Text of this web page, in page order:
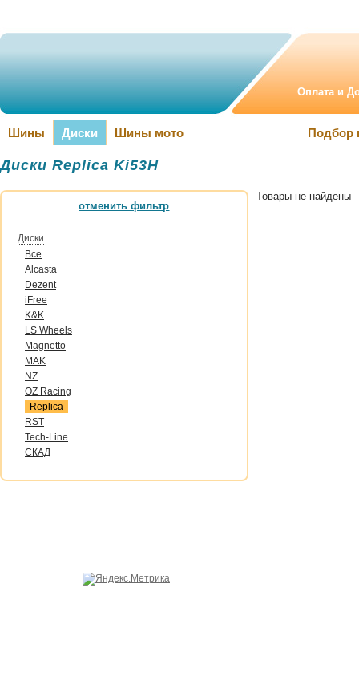
Оплата и
Шины Диски Шины мото Подбор
Диски Replica Ki53H
отменить фильтр
Диски
Все
Alcasta
Dezent
iFree
K&K
LS Wheels
Magnetto
MAK
NZ
OZ Raсing
Replica
RST
Tech-Line
СКАД
Товары не найдены